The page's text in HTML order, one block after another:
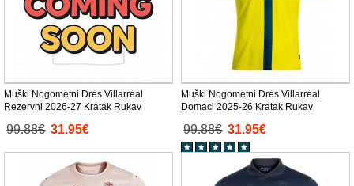
Muški Nogometni Dres Villarreal
Rezervni 2026-27 Kratak Rukav
99.88€ 31.95€
Muški Nogometni Dres Villarreal
Domaci 2025-26 Kratak Rukav
99.88€ 31.95€